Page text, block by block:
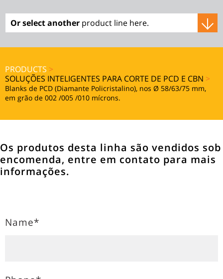
Or select anotherproduct line here.
PRODUCTS >
SOLUÇÕES INTELIGENTES PARA CORTE DE PCD E CBN >
Blanks de PCD (Diamante Policristalino), nos Ø 58/63/75 mm,
em grão de 002 /005 /010 mícrons.
Os produtos desta linha são vendidos sob
encomenda, entre em contato para mais
informações.
Name*